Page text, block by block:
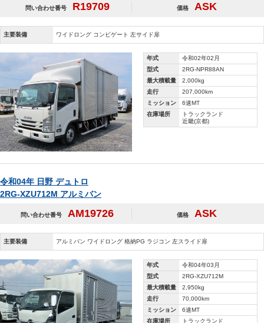
問い合わせ番号 R19709 価格 ASK
主要装備 ワイドロング コンビゲート 左サイド扉
年式
令和02年02月
型式
2RG-NPR88AN
最大積載量
2,000kg
走行
207,000km
ミッション
6速MT
在庫場所
トラックランド
近畿(京都)
令和04年 日野 デュトロ
2RG-XZU712M アルミバン
問い合わせ番号 AM19726 価格 ASK
主要装備 アルミバン ワイドロング 格納PG ラジコン 左スライド扉
年式
令和04年03月
型式
2RG-XZU712M
最大積載量
2,950kg
走行
70,000km
ミッション
6速MT
在庫場所
トラックランド